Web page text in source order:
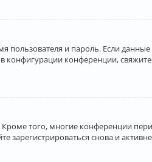
и пароль. Если
конференции,
того, многие конференции
снова и